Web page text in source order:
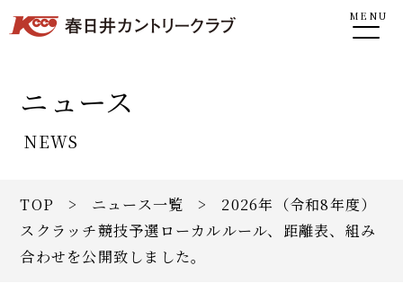
MENU
ニュース
NEWS
TOP > ニュース一覧 > 2026年（令和8年度）
スクラッチ競技予選ローカルルール、距離表、組み
合わせを公開致しました。